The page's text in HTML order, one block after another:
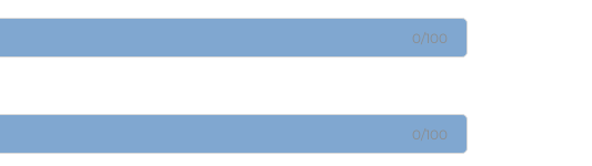
0/100
0/100